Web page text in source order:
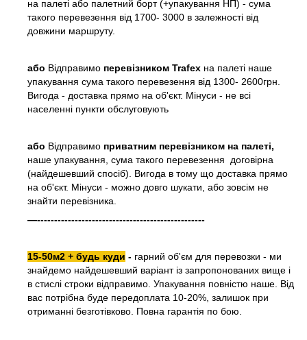
на палеті або палетний борт (+упакування НП) - сума
такого перевезення від 1700- 3000 в залежності від
довжини маршруту.
або Відправимо перевізником Trafex на палеті наше
упакування сума такого перевезення від 1300- 2600грн.
Вигода - доставка прямо на об'єкт. Мінуси - не всі
населенні пункти обслуговують
або Відправимо приватним перевізником на палеті,
наше упакування, сума такого перевезення договірна
(найдешевший спосіб). Вигода в тому що доставка прямо
на об'єкт. Мінуси - можно довго шукати, або зовсім не
знайти перевізника.
—-------------------------------------------------
15-50м2 + будь куди - гарний об'єм для перевозки - ми
знайдемо найдешевший варіант із запропонованих вище і
в стислі строки відправимо. Упакування повністю наше. Від
вас потрібна буде передоплата 10-20%, залишок при
отриманні безготівково. Повна гарантія по бою.